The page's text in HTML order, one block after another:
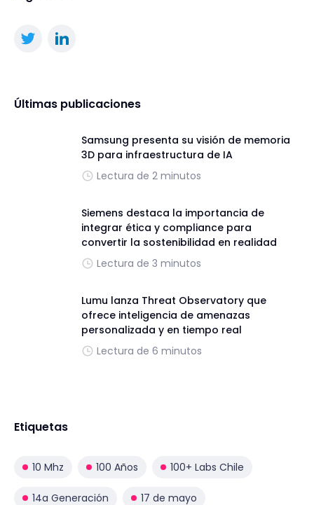
Últimas publicaciones
Samsung presenta su visión de memoria
3D para infraestructura de IA
Lectura de 2 minutos
Siemens destaca la importancia de
integrar ética y compliance para
convertir la sostenibilidad en realidad
Lectura de 3 minutos
Lumu lanza Threat Observatory que
ofrece inteligencia de amenazas
personalizada y en tiempo real
Lectura de 6 minutos
Etiquetas
10 Mhz 100 Años 100+ Labs Chile
14a Generación 17 de mayo